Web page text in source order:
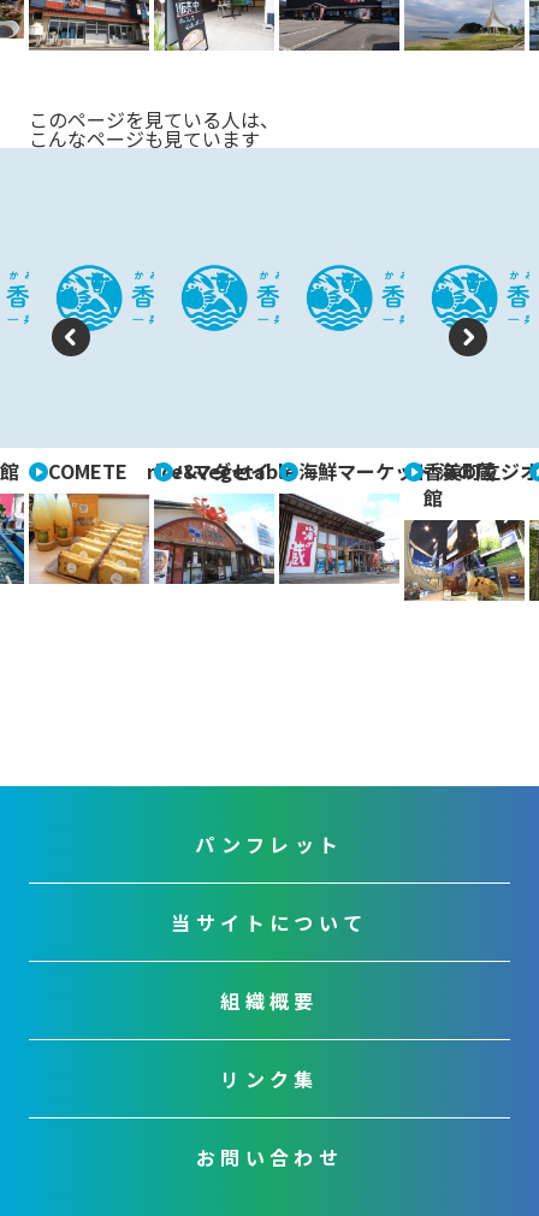
s
このページを見ている人は、
こんなページも見ています
P
vi
o
u
s
N
xt
COMETE rice&vegetable
ハマダセイ 海鮮マーケット 海の蔵
香美町立ジ
館
パンフレット
当サイトについて
組織概要
リンク集
お問い合わせ